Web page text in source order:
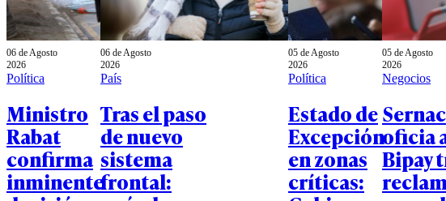
06 de Agosto
2026
Política
Ministro
Rabat
confirma
inminente
06 de Agosto
2026
País
Tras el paso
de nuevo
sistema
frontal:
05 de Agosto
2026
Política
Estado de
Excepción
en zonas
críticas:
05 de Agosto
2026
Negocios
Sernac
oficia
Bipay